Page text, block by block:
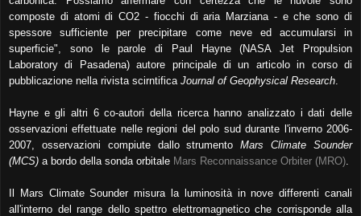
composte di atomi di CO2 - fiocchi di aria Marziana - e che sono di
spessore sufficiente per precipitare come neve ed accumularsi in
superficie", sono le parole di Paul Hayne (NASA Jet Propulsion
Laboratory di Pasadena) autore principale di un articolo in corso di
pubblicazione nella rivista scirntifica Journal of Geophysical Research
Hayne e gli altri 6 co-autori della ricerca hanno analizzato i dati delle
osservazioni effettuate nelle regioni del polo sud durante l'inverno 2006-
2007, osservazioni compiute dallo strumentoMars Climate Sounder
(MCS) a bordo della sonda orbitale Mars Reconnaissance Orbiter (MRO)
Il Mars Climate Sounder misura la luminosità in nove differenti canali
all'interno del range dello spettro elettromagnetico che corrisponde alla